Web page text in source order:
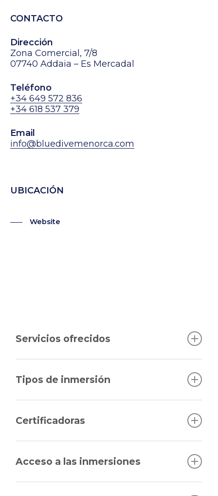
CONTACTO
Dirección
Zona Comercial, 7/8
07740 Addaia – Es Mercadal
Teléfono
+34 649 572 836
+34 618 537 379
Email
info@bluedivemenorca.com
UBICACIÓN
Website
Servicios ofrecidos
Inmersiones guiadas
Venta de equipos
Tipos de inmersión
cuevas, arrecifes o nocturnas
Certificadoras
Acceso a las inmersiones